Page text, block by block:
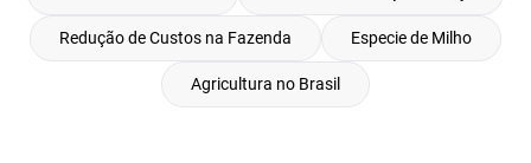
Redução de Custos na Fazenda Especie de Milho
Agricultura no Brasil